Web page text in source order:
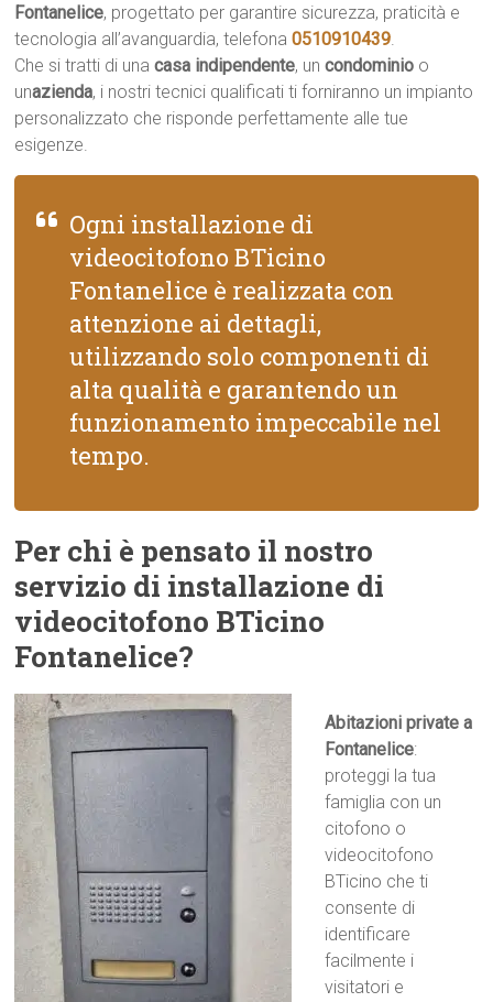
Fontanelice, progettato per garantire sicurezza, praticità e
tecnologia all’avanguardia, telefona0510910439.
Che si tratti di unacasa indipendente, uncondominio o
unazienda, i nostri tecnici qualificati ti forniranno un impianto
personalizzato che risponde perfettamente alle tue
esigenze.
Ogni installazione di
videocitofono BTicino
Fontanelice è realizzata con
attenzione ai dettagli,
utilizzando solo componenti di
alta qualità e garantendo un
funzionamento impeccabile nel
tempo.
Per chi è pensato il nostro
servizio di installazione di
videocitofono BTicino
Fontanelice?
Abitazioni private a
Fontanelice:
proteggi la tua
famiglia con un
citofono o
videocitofono
BTicino che ti
consente di
identificare
facilmente i
visitatori e